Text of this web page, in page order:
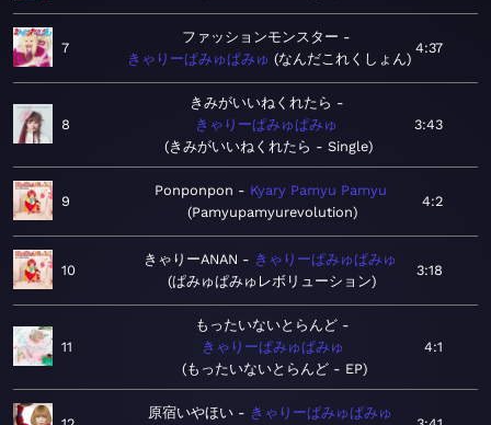
7
ファッションモンスター
きゃりーぱみゅぱみゅ
なんだこれくしょん
4:37
8
きみがいいねくれたら
きゃりーぱみゅぱみゅ
きみがいいねくれたら - Single
3:43
9
Ponponpon
Kyary Pamyu Pamyu
Pamyupamyurevolution
4:2
10
きゃりーANAN
きゃりーぱみゅぱみゅ
ぱみゅぱみゅレボリューション
3:18
11
もったいないとらんど
きゃりーぱみゅぱみゅ
もったいないとらんど - EP
4:1
原宿いやほい
きゃりーぱみゅぱみゅ